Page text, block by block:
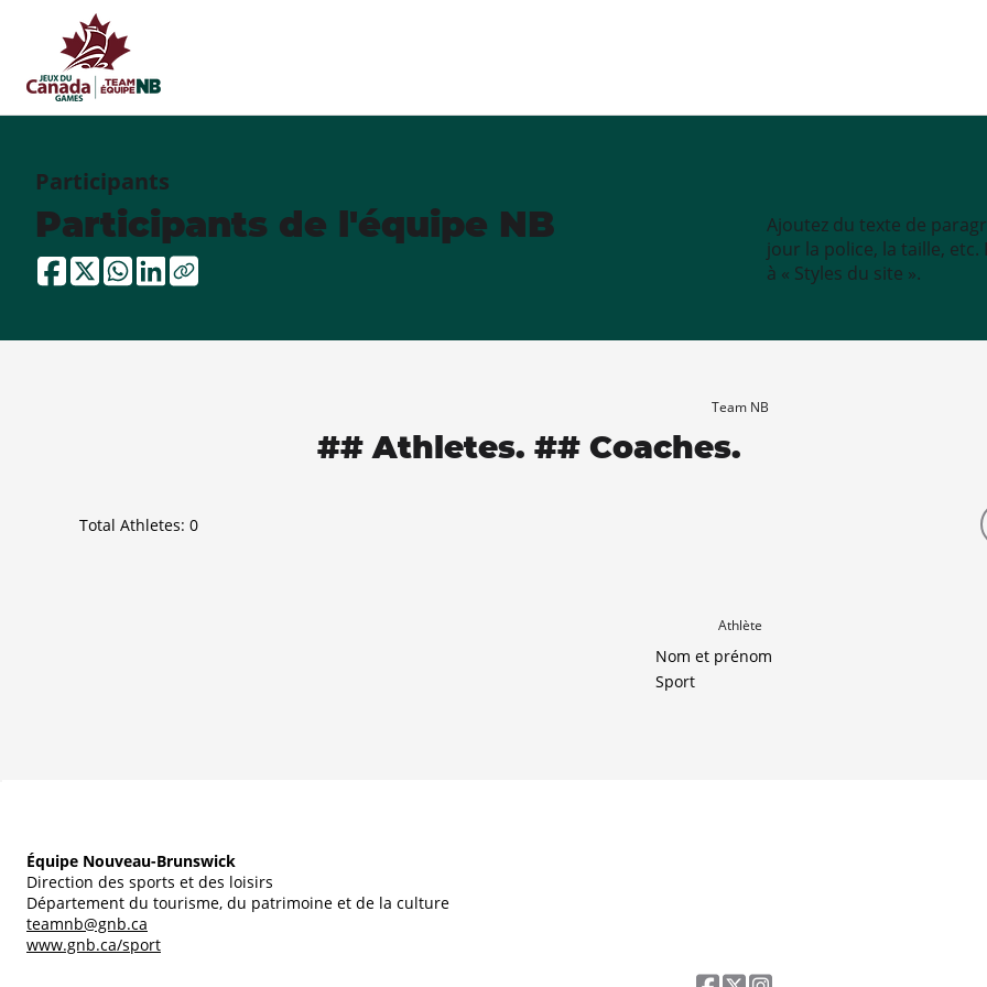
Participants
Participants de l'équipe NB
Ajoutez du texte de
jour la police, la taille,
à « Styles du site ».
Team NB
## Athletes. ## Coaches.
Total Athletes: 0
Athlète
Nom et prénom
Sport
Équipe Nouveau-Brunswick
Direction des sports et des loisirs
Département du tourisme, du patrimoine et de la culture
teamnb@gnb.ca
www.gnb.ca/sport